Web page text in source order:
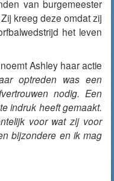
van burgemeester
kreeg deze omdat zij
het leven
Ashley haar actie
optreden was een
nodig. Een
indruk heeft gemaakt.
voor wat zij voor
bijzondere en ik mag